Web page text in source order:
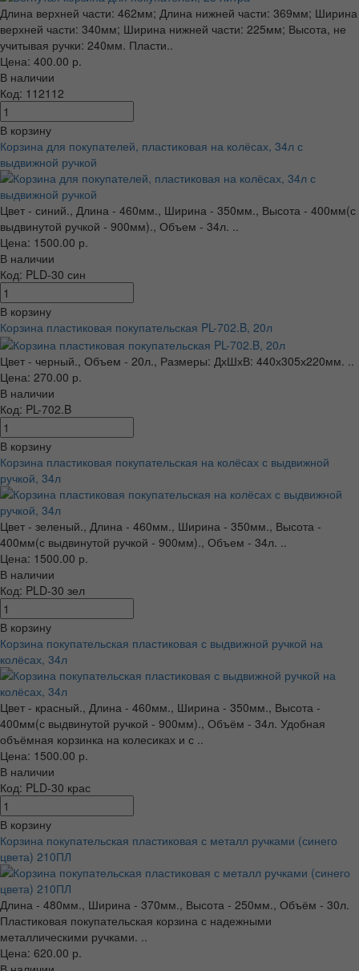
Длина верхней части: 462мм; Длина нижней части: 369мм; Ширина
верхней части: 340мм; Ширина нижней части: 225мм; Высота, не
учитывая ручки: 240мм. Пласти..
Цена: 400.00 р.
В наличии
Код: 112112
В корзину
Корзина для покупателей, пластиковая на колёсах, 34л с
выдвижной ручкой
Цвет - синий., Длина - 460мм., Ширина - 350мм., Высота - 400мм(с
выдвинутой ручкой - 900мм)., Объем - 34л. ..
Цена: 1500.00 р.
В наличии
Код: PLD-30 син
В корзину
Корзина пластиковая покупательская PL-702.B, 20л
Цвет - черный., Объем - 20л., Размеры: ДхШхВ: 440х305х220мм. ..
Цена: 270.00 р.
В наличии
Код: PL-702.B
В корзину
Корзина пластиковая покупательская на колёсах с выдвижной
ручкой, 34л
Цвет - зеленый., Длина - 460мм., Ширина - 350мм., Высота -
400мм(с выдвинутой ручкой - 900мм)., Объем - 34л. ..
Цена: 1500.00 р.
В наличии
Код: PLD-30 зел
В корзину
Корзина покупательская пластиковая с выдвижной ручкой на
колёсах, 34л
Цвет - красный., Длина - 460мм., Ширина - 350мм., Высота -
400мм(с выдвинутой ручкой - 900мм)., Объём - 34л. Удобная
объёмная корзинка на колесиках и с ..
Цена: 1500.00 р.
В наличии
Код: PLD-30 крас
В корзину
Корзина покупательская пластиковая с металл ручками (синего
цвета) 210ПЛ
Длина - 480мм., Ширина - 370мм., Высота - 250мм., Объём - 30л.
Пластиковая покупательская корзина с надежными
металлическими ручками. ..
Цена: 620.00 р.